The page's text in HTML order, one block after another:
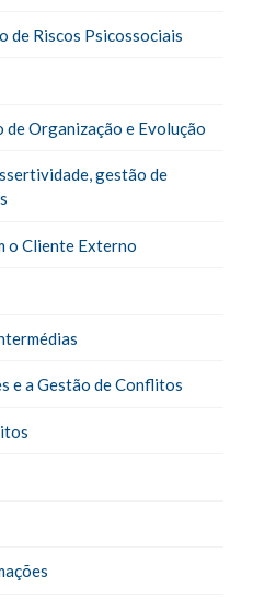
de Riscos Psicossociais
de Organização e Evolução
gestão de
o Cliente Externo
e a Gestão de Conflitos